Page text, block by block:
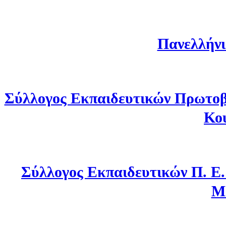
Σύλλογος Εκπαιδευτικών
Σύλλογος Εκπαιδευτικών Π.